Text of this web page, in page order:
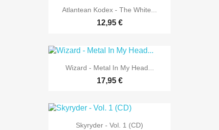
Atlantean Kodex - The White...
12,95 €
Wizard - Metal In My Head...
17,95 €
Skyryder - Vol. 1 (CD)